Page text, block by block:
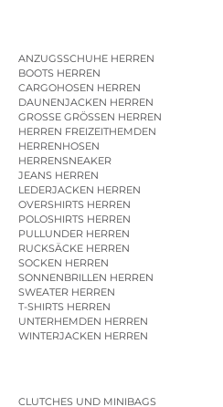
ANZUGSSCHUHE HERREN
BOOTS HERREN
CARGOHOSEN HERREN
DAUNENJACKEN HERREN
GROSSE GRÖSSEN HERREN
HERREN FREIZEITHEMDEN
HERRENHOSEN
HERRENSNEAKER
JEANS HERREN
LEDERJACKEN HERREN
OVERSHIRTS HERREN
POLOSHIRTS HERREN
PULLUNDER HERREN
RUCKSÄCKE HERREN
SOCKEN HERREN
SONNENBRILLEN HERREN
SWEATER HERREN
T-SHIRTS HERREN
UNTERHEMDEN HERREN
WINTERJACKEN HERREN
CLUTCHES UND MINIBAGS